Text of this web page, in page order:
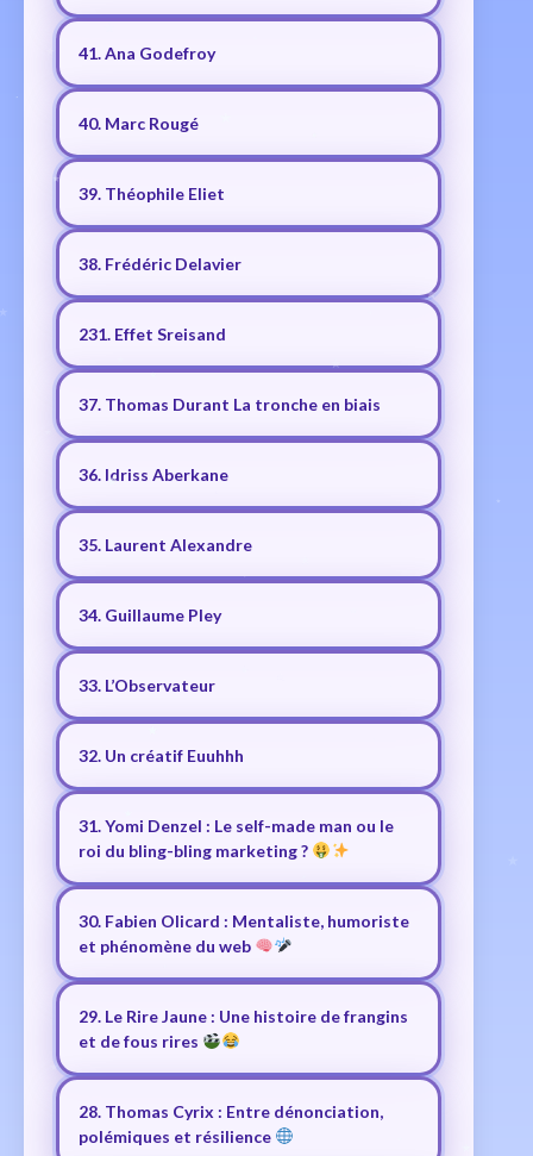
41. Ana Godefroy
40. Marc Rougé
39. Théophile Eliet
38. Frédéric Delavier
231. Effet Sreisand
37. Thomas Durant La tronche en biais
36. Idriss Aberkane
35. Laurent Alexandre
34. Guillaume Pley
33. L’Observateur
32. Un créatif Euuhhh
31. Yomi Denzel : Le self-made man ou le
roi du bling-bling marketing ?
30. Fabien Olicard : Mentaliste, humoriste
et phénomène du web
29. Le Rire Jaune : Une histoire de frangins
et de fous rires
28. Thomas Cyrix : Entre dénonciation,
polémiques et résilience